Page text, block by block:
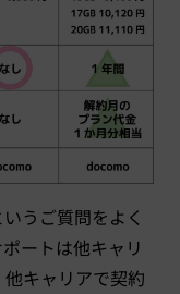
うご質問をよく
ートは他キャリ
キャリアで契約